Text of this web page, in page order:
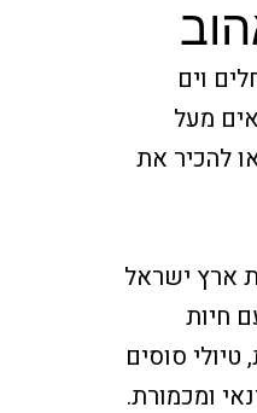
וים
מעל
להכיר את
ארץ ישראל
חיות
טיולי סוסים
ומכמורת.